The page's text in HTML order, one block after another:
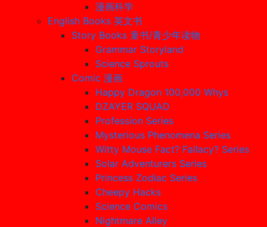
漫画科学
English Books 英文书
Story Books 童书/青少年读物
Grammar Storyland
Science Sprouts
Comic 漫画
Happy Dragon 100,000 Whys
DZAYER SQUAD
Profession Series
Mysterious Phenomena Series
Witty Mouse Fact? Fallacy? Series
Solar Adventurers Series
Princess Zodiac Series
Cheepy Hacks
Science Comics
Nightmare Alley